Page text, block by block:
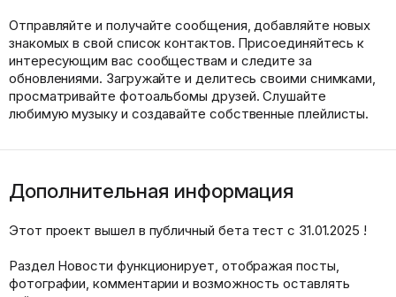
Отправляйте и получайте сообщения, добавляйте новых
знакомых в свой список контактов. Присоединяйтесь к
интересующим вас сообществам и следите за
обновлениями. Загружайте и делитесь своими снимками,
просматривайте фотоальбомы друзей. Слушайте
любимую музыку и создавайте собственные плейлисты.
Дополнительная информация
Этот проект вышел в публичный бета тест с 31.01.2025 !
Раздел Новости функционирует, отображая посты,
фотографии, комментарии и возможность оставлять